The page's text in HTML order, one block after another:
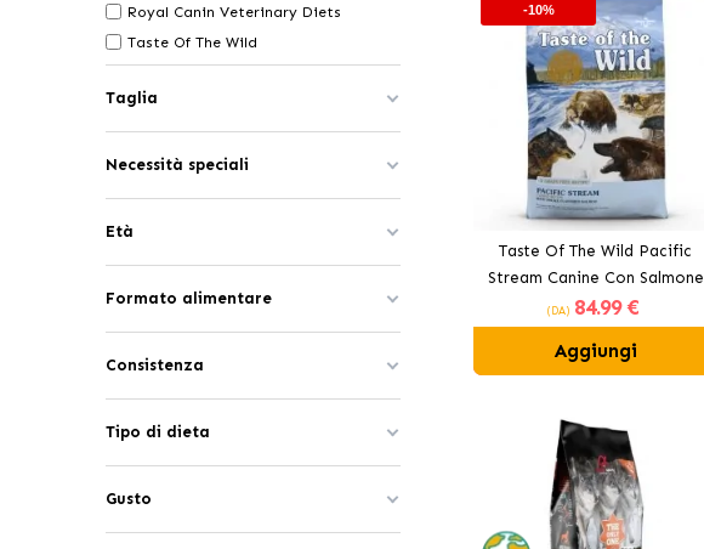
Royal Canin Veterinary Diets
Taste Of The Wild
Taglia
Necessità speciali
Età
Formato alimentare
Consistenza
Tipo di dieta
Gusto
-10%
Taste Of The Wild Pacific
Stream Canine Con Salmone
Affumicato
(DA) 84.99 €
Aggiungi